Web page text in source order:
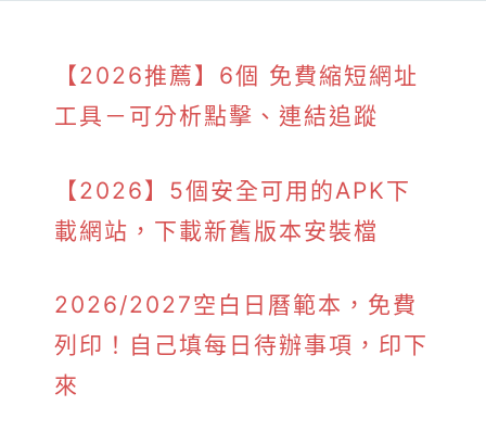
【2026推薦】6個 免費縮短網址
工具－可分析點擊、連結追蹤
【2026】5個安全可用的APK下
載網站，下載新舊版本安裝檔
2026/2027空白日曆範本，免費
列印！自己填每日待辦事項，印下
來